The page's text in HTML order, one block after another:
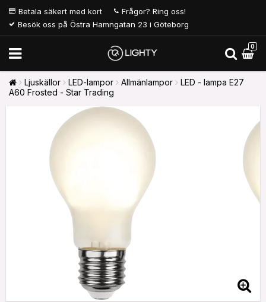
Betala säkert med kort
Frågor? Ring oss!
Besök oss på Östra Hamngatan 23 i Göteborg
0
Ljuskällor LED-lampor Allmänlampor
LED - lampa E27
A60 Frosted - Star Trading